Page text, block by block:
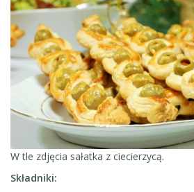
W tle zdjęcia sałatka z ciecierzycą.
Składniki: